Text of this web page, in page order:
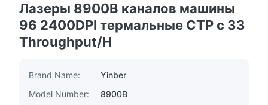
Лазеры 8900B каналов машины
96 2400DPI термальные CTP с 33
Throughput/H
Brand Name:
Yinber
Model Number:
8900B